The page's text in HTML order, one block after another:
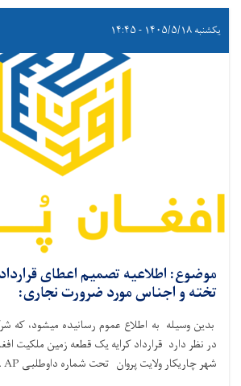
یکشنبه ۱۴۰۵/۵/۱۸ - ۱۴:۴۵
موضوع: اطلاعیه تصمیم اعطای
تخته و اجناس مورد ضرورت نجاری:
بدین وسیله به اطلاع عموم رسانیده میشود، که
در نظر دارد قرارداد کرایه یک قطعه زمین ملکیت
شهر چاریکار ولایت پروان تحت شماره داوطلبی AP . . .